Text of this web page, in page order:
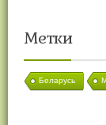
Метки
Беларусь